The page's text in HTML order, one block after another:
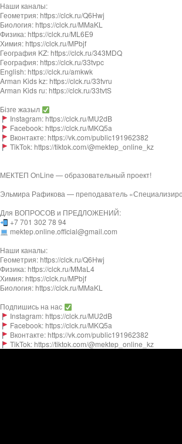
Наши каналы:
Геометрия: https://clck.ru/Q6Hwj
Биология: https://clck.ru/MMaKL
Физика: https://clck.ru/ML6E9
Химия: https://clck.ru/MPbjf
География KZ: https://clck.ru/343MDQ
География: https://clck.ru/33tvpc
English: https://clck.ru/amkwk
Arman Kids kz: https://clck.ru/33tvru
Arman Kids ru: https://clck.ru/33tvtS
Бізге жазыл
Instagram: https://clck.ru/MU2dB
Facebook: https://clck.ru/MKQ5a
Вконтакте: https://vk.com/public191962382
TikTok: https://tiktok.com/@mektep_online_kz
МЕКТЕП OnLine — образовательный проект!
Эльмира Рафикова — преподаватель
Для ВОПРОСОВ и ПРЕДЛОЖЕНИЙ:
+7 701 302 78 94
mektep.online.official@gmail.com
Наши каналы:
Геометрия: https://clck.ru/Q6Hwj
Физика: https://clck.ru/MMaL4
Химия: https://clck.ru/MPbjf​
Биология: https://clck.ru/MMaKL​​​​​​
Подпишись на нас
Instagram: https://clck.ru/MU2dB
Facebook: https://clck.ru/MKQ5a
Вконтакте: https://vk.com/public191962382
TikTok: https://tiktok.com/@mektep_online_kz